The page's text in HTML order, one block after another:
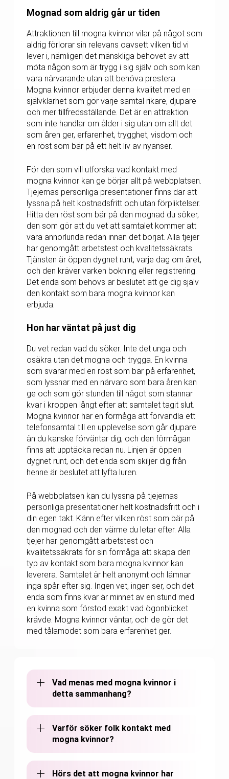
Mognad som aldrig går ur tiden
Attraktionen till mogna kvinnor vilar på något som
aldrig förlorar sin relevans oavsett vilken tid vi
lever i, nämligen det mänskliga behovet av att
möta någon som är trygg i sig själv och som kan
vara närvarande utan att behöva prestera.
Mogna kvinnor erbjuder denna kvalitet med en
självklarhet som gör varje samtal rikare, djupare
och mer tillfredsställande. Det är en attraktion
som inte handlar om ålder i sig utan om allt det
som åren ger, erfarenhet, trygghet, visdom och
en röst som bär på ett helt liv av nyanser.
För den som vill utforska vad kontakt med
mogna kvinnor kan ge börjar allt på webbplatsen.
Tjejernas personliga presentationer finns där att
lyssna på helt kostnadsfritt och utan förpliktelser.
Hitta den röst som bär på den mognad du söker,
den som gör att du vet att samtalet kommer att
vara annorlunda redan innan det börjat. Alla tjejer
har genomgått arbetstest och kvalitetssäkrats.
Tjänsten är öppen dygnet runt, varje dag om året,
och den kräver varken bokning eller registrering.
Det enda som behövs är beslutet att ge dig själv
den kontakt som bara mogna kvinnor kan
erbjuda.
Hon har väntat på just dig
Du vet redan vad du söker. Inte det unga och
osäkra utan det mogna och trygga. En kvinna
som svarar med en röst som bär på erfarenhet,
som lyssnar med en närvaro som bara åren kan
ge och som gör stunden till något som stannar
kvar i kroppen långt efter att samtalet tagit slut.
Mogna kvinnor har en förmåga att förvandla ett
telefonsamtal till en upplevelse som går djupare
än du kanske förväntar dig, och den förmågan
finns att upptäcka redan nu. Linjen är öppen
dygnet runt, och det enda som skiljer dig från
henne är beslutet att lyfta luren.
På webbplatsen kan du lyssna på tjejernas
personliga presentationer helt kostnadsfritt och i
din egen takt. Känn efter vilken röst som bär på
den mognad och den värme du letar efter. Alla
tjejer har genomgått arbetstest och
kvalitetssäkrats för sin förmåga att skapa den
typ av kontakt som bara mogna kvinnor kan
leverera. Samtalet är helt anonymt och lämnar
inga spår efter sig. Ingen vet, ingen ser, och det
enda som finns kvar är minnet av en stund med
en kvinna som förstod exakt vad ögonblicket
krävde. Mogna kvinnor väntar, och de gör det
med tålamodet som bara erfarenhet ger.
Vad menas med mogna kvinnor i
detta sammanhang?
Varför söker folk kontakt med
mogna kvinnor?
Hörs det att mogna kvinnor har